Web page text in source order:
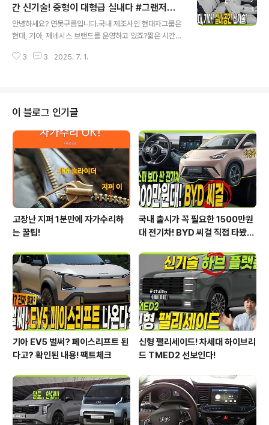
션 선택할까? 어떤 방법으로 선택해야 후회하지 않을까요?
주중에서 사업자 용도의 차량이면서 주말에는 차박이나 캠
핑도 가능하죠? 그래서 잘 선택해야 합니다. 선택 방법을
영상으로 알려드립니다. PV5 선택방법! 카고살까? 패신저
살까? 최저가 구입방법 한방에!&nbsp;&nbsp;"..
간 신기술! 중형이 대형급 실내다 #그랜저페
이스리프트 #쏘렌토풀체인지
안녕하세요? 연못구름입니다.국내 제조사인 현대차그룹은
현대, 기아, 제네시스 브랜드를 운영하고 있죠?짧은 시간동
량과 비교해도 앞서는 편의사양과 동급에서 가장 넓은 실
신기술을 알려드렸습니다. 고가의 에어 서스펜션이 아닌
일반 서스펜션에서 포트 홀과 같은 큰 충격을 줄이는 #HR
S 신기술이 적용될 것이라고 알려드렸습니다. 아직까지 영
상을 못 보셨다면 해당 영상을 참고하세요! 현대,기아 신차
에 적용된 승차감 신기술을 영상으로 만나보세요!&nbsp;
&nbsp;"> 기술을 소개..
3 3 2025. 7. 1.
이 블로그 인기글
고장난 지퍼 1분만에 자가수리하
는 꿀팁!
국내 출시가 꼭 필요한 1500만원
대 전기차! BYD 씨걸 직접 타봤습
기아 EV5 벌써? 페이스리프트 된
다고? 확인된 내용! 팩트체크
신형 팰리세이드! 차세대 하이브리
드 TMED2 선보인다!